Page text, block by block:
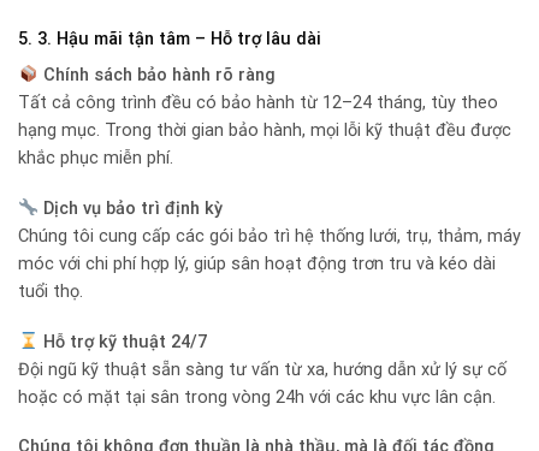
5. 3. Hậu mãi tận tâm – Hỗ trợ lâu dài
Chính sách bảo hành rõ ràng
Tất cả công trình đều có bảo hành từ 12–24 tháng, tùy theo
hạng mục. Trong thời gian bảo hành, mọi lỗi kỹ thuật đều được
khắc phục miễn phí.
Dịch vụ bảo trì định kỳ
Chúng tôi cung cấp các gói bảo trì hệ thống lưới, trụ, thảm, máy
móc với chi phí hợp lý, giúp sân hoạt động trơn tru và kéo dài
tuổi thọ.
Hỗ trợ kỹ thuật 24/7
Đội ngũ kỹ thuật sẵn sàng tư vấn từ xa, hướng dẫn xử lý sự cố
hoặc có mặt tại sân trong vòng 24h với các khu vực lân cận.